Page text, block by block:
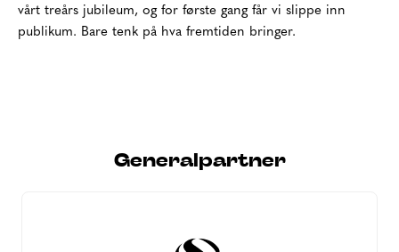
vårt treårs jubileum, og for første gang får vi slippe inn
publikum. Bare tenk på hva fremtiden bringer.
Generalpartner